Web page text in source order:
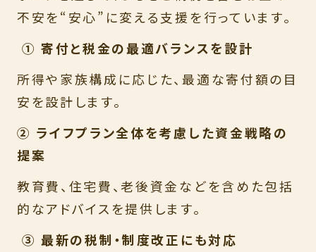
不安を“安心”に変える支援を行っています。
① 寄付と税金の最適バランスを設計
所得や家族構成に応じた、最適な寄付額の目
安を設計します。
② ライフプラン全体を考慮した資金戦略の
提案
教育費、住宅費、老後資金などを含めた包括
的なアドバイスを提供します。
③ 最新の税制・制度改正にも対応